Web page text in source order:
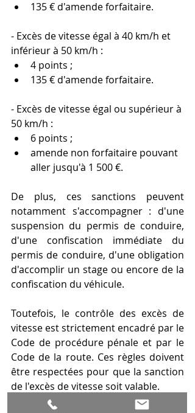
135 € d'amende forfaitaire.
- Excès de vitesse égal à 40 km/h et
inférieur à 50 km/h :
4 points ;
135 € d'amende forfaitaire.
- Excès de vitesse égal ou supérieur à
50 km/h :
6 points ;
amende non forfaitaire pouvant
aller jusqu'à 1 500 €.
De plus, ces sanctions peuvent
notamment s'accompagner : d'une
suspension du permis de conduire,
d'une confiscation immédiate du
permis de conduire, d'une obligation
d'accomplir un stage ou encore de la
confiscation du véhicule.
Toutefois, le contrôle des excès de
vitesse est strictement encadré par le
Code de procédure pénale et par le
Code de la route. Ces règles doivent
être respectées pour que la sanction
de l'excès de vitesse soit valable.